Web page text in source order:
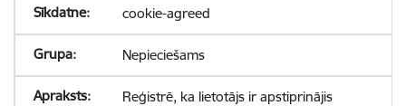
cookie-agreed
Nepieciešams
Reģistrē, ka lietotājs ir apstiprinājis